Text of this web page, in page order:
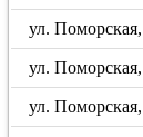
ул.
ул.
ул.